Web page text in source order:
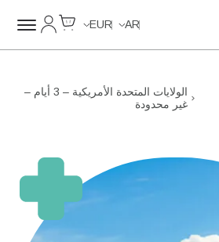
AR
EUR
الولايات المتحدة الأمريكية – 3 أيام –
غير محدودة